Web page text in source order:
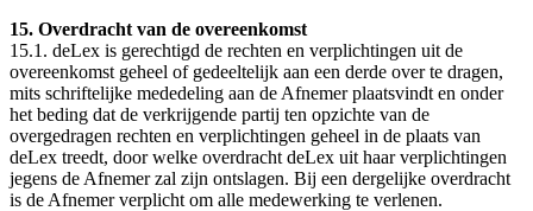
15. Overdracht van de overeenkomst
15.1. deLex is gerechtigd de rechten en verplichtingen uit de
overeenkomst geheel of gedeeltelijk aan een derde over te dragen,
mits schriftelijke mededeling aan de Afnemer plaatsvindt en onder
het beding dat de verkrijgende partij ten opzichte van de
overgedragen rechten en verplichtingen geheel in de plaats van
deLex treedt, door welke overdracht deLex uit haar verplichtingen
jegens de Afnemer zal zijn ontslagen. Bij een dergelijke overdracht
is de Afnemer verplicht om alle medewerking te verlenen.